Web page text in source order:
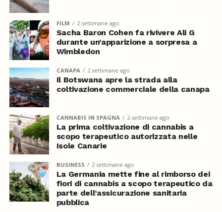
FILM 2 settimane ago
Sacha Baron Cohen fa rivivere Ali G
durante un’apparizione a sorpresa a
Wimbledon
CANAPA 2 settimane ago
Il Botswana apre la strada alla
coltivazione commerciale della canapa
CANNABIS IN SPAGNA 2 settimane ago
La prima coltivazione di cannabis a
scopo terapeutico autorizzata nelle
Isole Canarie
BUSINESS 2 settimane ago
La Germania mette fine al rimborso dei
fiori di cannabis a scopo terapeutico da
parte dell’assicurazione sanitaria
pubblica